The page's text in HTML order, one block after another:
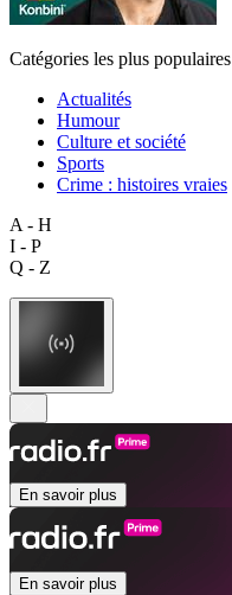
Catégories les plus populaires
Actualités
Humour
Culture et société
Sports
Crime : histoires vraies
A - H
I - P
Q - Z
En savoir plus
En savoir plus